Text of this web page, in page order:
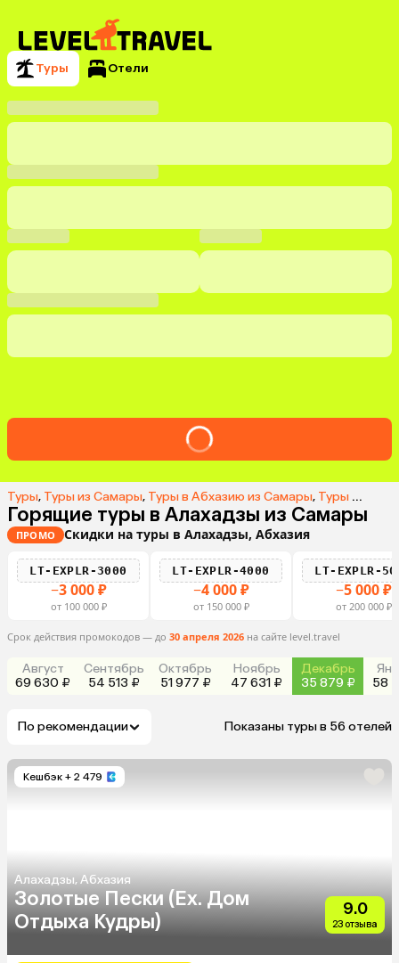
Туры Отели
Туры, Туры из Самары, Туры в Абхазию из Самары, Туры в Алахадзы из Самары
Горящие туры в Алахадзы из Самары
ПРОМО Скидки на туры в Алахадзы, Абхазия
LT-EXPLR-3000
−3 000 ₽
от 100 000 ₽
LT-EXPLR-4000
−4 000 ₽
от 150 000 ₽
LT-EXPLR-
−5 000 ₽
от 200 000 ₽
Срок действия промокодов — до 30 апреля 2026 на сайте level.travel
Август
69 630 ₽
Сентябрь
54 513 ₽
Октябрь
51 977 ₽
Ноябрь
47 631 ₽
Декабрь
35 879 ₽
58
По рекомендации Показаны туры в 56 отелей
Кешбэк + 2 479
Алахадзы, Абхазия
Золотые Пески (Ex. Дом
Отдыха Кудры)
9.0
23 отзыва